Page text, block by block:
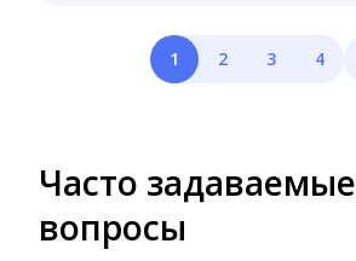
1 2 3 4
Часто задаваемые
вопросы